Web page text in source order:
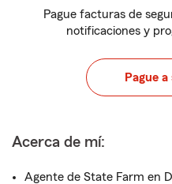
Pague facturas de
notificaciones y
Pague
Acerca de mí:
Agente de State Farm en